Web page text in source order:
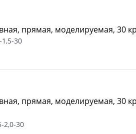
прямая, моделируемая, 30
30
прямая, моделируемая, 30
2,0-30